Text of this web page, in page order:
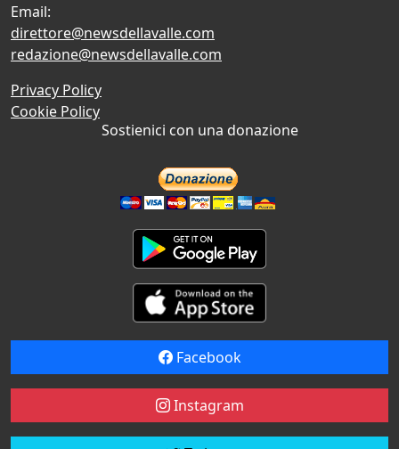
Email:
direttore@newsdellavalle.com
redazione@newsdellavalle.com
Privacy Policy
Cookie Policy
Sostienici con una donazione
Facebook
Instagram